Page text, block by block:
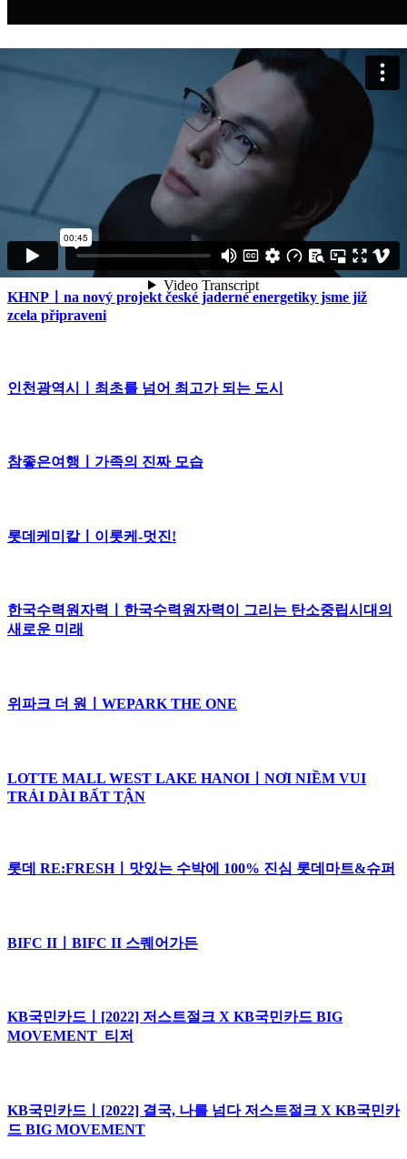
한국수력원자력ㅣ한국수력원자력이 펼쳐갈 내일의 이야기
현대해상ㅣ굿앤굿 행복육아 캠페인
아정당ㅣ최초공개) 연예인 탁재훈 창당 소식, “대한민국 가정
경제 아정당으로 살리겠다”
KHNPㅣna nový projekt české jaderné energetiky jsme již
zcela připraveni
인천광역시ㅣ최초를 넘어 최고가 되는 도시
참좋은여행ㅣ가족의 진짜 모습
롯데케미칼ㅣ이롯케-멋진!
한국수력원자력ㅣ한국수력원자력이 그리는 탄소중립시대의
새로운 미래
위파크 더 원ㅣWEPARK THE ONE
LOTTE MALL WEST LAKE HANOIㅣNƠI NIỀM VUI
TRẢI DÀI BẤT TẬN
롯데 RE:FRESHㅣ맛있는 수박에 100% 진심 롯데마트&슈퍼
BIFC IIㅣBIFC II 스퀘어가든
KB국민카드ㅣ[2022] 저스트절크 X KB국민카드 BIG
MOVEMENT_티저
KB국민카드ㅣ[2022] 결국, 나를 넘다 저스트절크 X KB국민카
드 BIG MOVEMENT